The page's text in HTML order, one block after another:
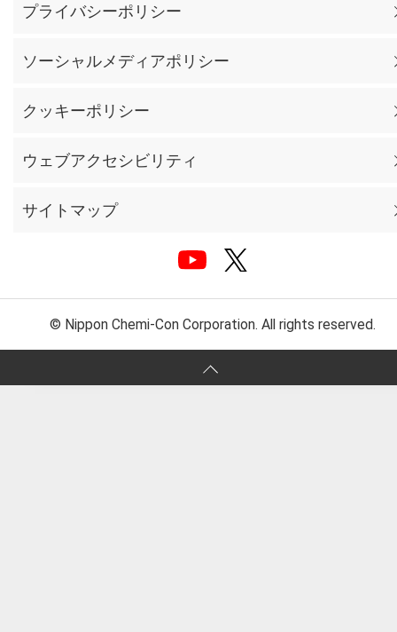
プライバシーポリシー
ソーシャルメディアポリシー
クッキーポリシー
ウェブアクセシビリティ
サイトマップ
© Nippon Chemi-Con Corporation. All rights reserved.